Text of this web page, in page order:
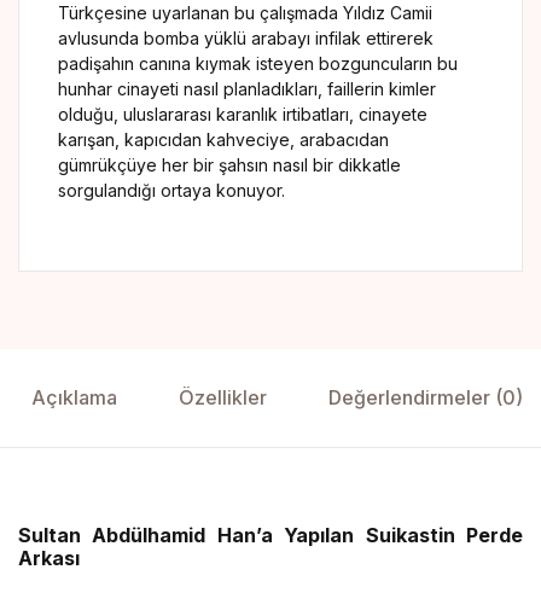
Türkçesine uyarlanan bu çalışmada Yıldız Camii
avlusunda bomba yüklü arabayı infilak ettirerek
padişahın canına kıymak isteyen bozguncuların bu
hunhar cinayeti nasıl planladıkları, faillerin kimler
olduğu, uluslararası karanlık irtibatları, cinayete
karışan, kapıcıdan kahveciye, arabacıdan
gümrükçüye her bir şahsın nasıl bir dikkatle
sorgulandığı ortaya konuyor.
Açıklama Özellikler Değerlendirmeler (0)
Sultan Abdülhamid Han’a Yapılan Suikastin Perde
Arkası